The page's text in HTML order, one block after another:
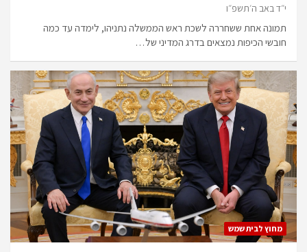
י״ד באב ה׳תשפ״ו
תמונה אחת ששחררה לשכת ראש הממשלה נתניהו, לימדה עד כמה
חובשי הכיפות נמצאים בדרג המדיני של…
מחוץ לבית שמש